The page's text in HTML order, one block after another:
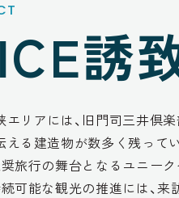
誘
エリアには、旧門司三井倶
える建造物が数多く残って
奨旅行の舞台となるユニー
続可能な観光の推進には、